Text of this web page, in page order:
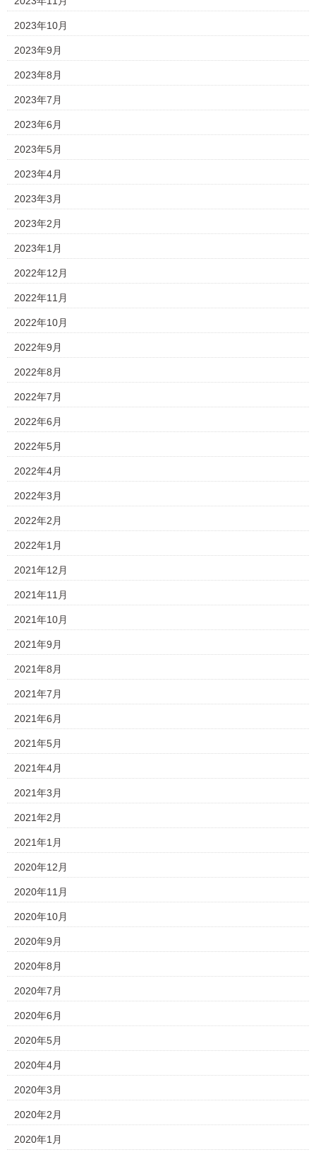
2023年10月
2023年9月
2023年8月
2023年7月
2023年6月
2023年5月
2023年4月
2023年3月
2023年2月
2023年1月
2022年12月
2022年11月
2022年10月
2022年9月
2022年8月
2022年7月
2022年6月
2022年5月
2022年4月
2022年3月
2022年2月
2022年1月
2021年12月
2021年11月
2021年10月
2021年9月
2021年8月
2021年7月
2021年6月
2021年5月
2021年4月
2021年3月
2021年2月
2021年1月
2020年12月
2020年11月
2020年10月
2020年9月
2020年8月
2020年7月
2020年6月
2020年5月
2020年4月
2020年3月
2020年2月
2020年1月